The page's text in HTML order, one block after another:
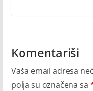
Komentariši
Vaša email adresa
polja su označena sa